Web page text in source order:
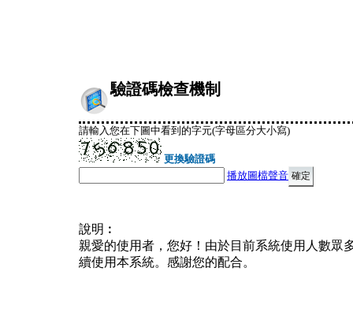
驗證碼檢查機制
請輸入您在下圖中看到的字元(字母區分大小寫)
更換驗證碼
播放圖檔聲音
說明︰
親愛的使用者，您好！由於目前系統使用人數眾
續使用本系統。感謝您的配合。